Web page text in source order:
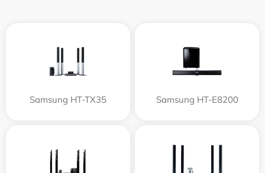
Samsung HT-TX35 Samsung HT-E8200